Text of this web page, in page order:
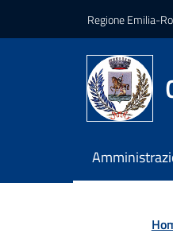
Regione Emilia-